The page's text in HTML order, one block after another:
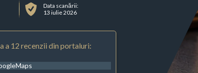
Data scanării:
13 iulie 2026
a 12 recenzii din portaluri: